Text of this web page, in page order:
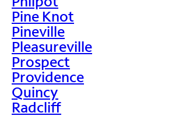
Pine Knot
Pineville
Pleasureville
Prospect
Providence
Quincy
Radcliff